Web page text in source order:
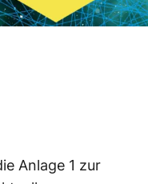
Anlage 1 zur